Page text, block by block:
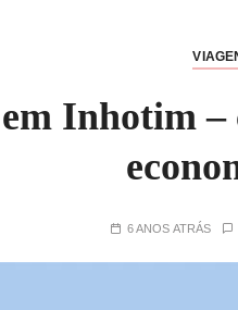
Inhotim
6 ANOS ATRÁS